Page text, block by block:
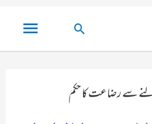
مین
مینو
تلاش
کریں۔
سے رضاعت کا حکم